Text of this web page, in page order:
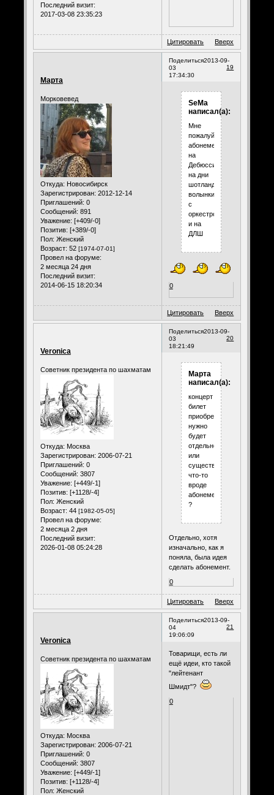
Последний визит:
2017-03-08 23:35:23
Цитировать Вверх
Поделиться
19
2013-09-
03
17:34:30
Марта
Морковевед
Откуда: Новосибирск
Зарегистрирован: 2012-12-14
Приглашений: 0
Сообщений: 891
Уважение: [+409/-0]
Позитив: [+389/-0]
Пол: Женский
Возраст: 52 [1974-07-01]
Провел на форуме:
2 месяца 24 дня
Последний визит:
2014-06-15 18:20:34
SeMa
написал(а):
Мне
пожалуйста,
абонемент
на
Дебюсси,
на дни
шотландской
волынки
с
оркестром
и на
ДЛШ
0
Цитировать Вверх
Поделиться
20
2013-09-
03
18:21:49
Veronica
Советник президента по шахматам
Откуда: Москва
Зарегистрирован: 2006-07-21
Приглашений: 0
Сообщений: 3807
Уважение: [+449/-1]
Позитив: [+1128/-4]
Пол: Женский
Возраст: 44 [1982-05-05]
Провел на форуме:
2 месяца 2 дня
Последний визит:
2026-01-08 05:24:28
Марта
написал(а):
концерт
билет
приобретать
нужно
будет
отдельно,
или
существует
что-то
вроде
абонемента
?
Отдельно, хотя
изначально, как я
поняла, была идея
сделать абонемент.
0
Цитировать Вверх
Поделиться
21
2013-09-
04
19:06:09
Veronica
Советник президента по шахматам
Откуда: Москва
Зарегистрирован: 2006-07-21
Приглашений: 0
Сообщений: 3807
Уважение: [+449/-1]
Позитив: [+1128/-4]
Пол: Женский
Товарищи, есть ли
ещё идеи, кто такой
"лейтенант
Шмидт"?
0